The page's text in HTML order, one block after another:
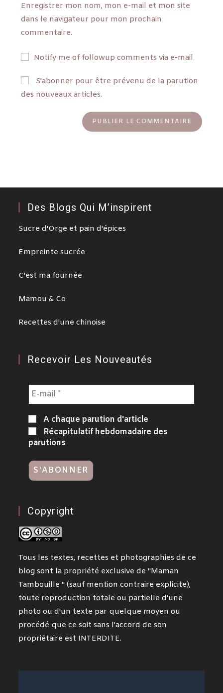
Enregistrer mon nom, mon e-mail et mon site
dans le navigateur pour mon prochain
commentaire.
Notify me of followup comments via e-mail
S'abonner pour être prévenu de la parution
des nouveaux articles.
Des Blogs Qui M’inspirent
Sucre d'Orge et pain d'épices
Empreinte sucrée
C'est ma fournée
Mamou & Co
Recettes d'une chinoise
Recevoir Les Nouveautés
A chaque parution d'article
Récapitulatif hebdomadaire des
parutions
Copyright
Tous les textes, recettes et photographies de ce
blog sont la propriété exclusive de "Maman
Tambouille " (sauf mention contraire explicite),
toute reproduction totale ou partielle d'une
photo ou d'un texte par quelque moyen ou
procédé que ce soit sans l'accord de son
propriétaire est INTERDITE.